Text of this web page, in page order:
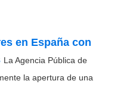
en España con
La Agencia Pública de
la apertura de una